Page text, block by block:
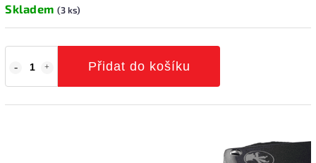
Skladem (3 ks)
Přidat do košíku